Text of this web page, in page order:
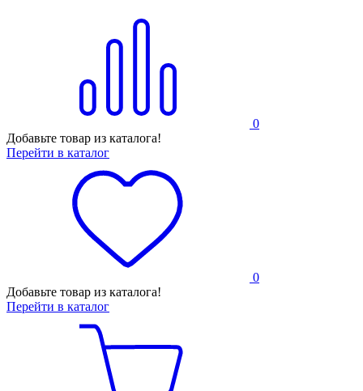
0
Добавьте товар из каталога!
Перейти в каталог
0
Добавьте товар из каталога!
Перейти в каталог